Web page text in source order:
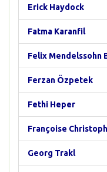
Erick Haydock
Fatma Karanfil
Felix Mendelssohn
Ferzan Özpetek
Fethi Heper
Françoise
Georg Trakl